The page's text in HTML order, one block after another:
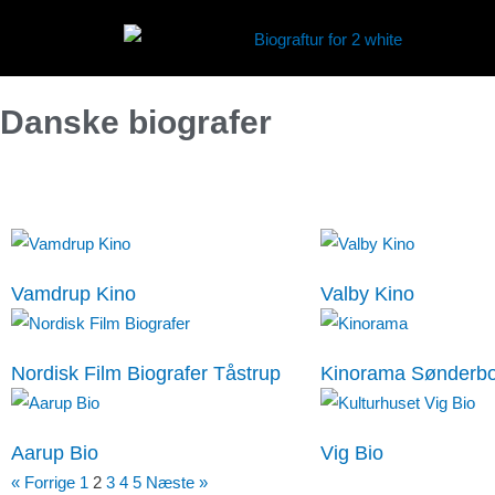
Danske biografer
Vamdrup Kino Valby Kino
Nordisk Film Biografer Tåstrup Kinorama
Aarup Bio Vig Bio
« Forrige 1 2 3 4 5 Næste »